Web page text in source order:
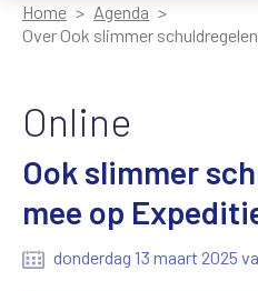
Home
Agenda
Over Ook slimmer
Online
Ook slimmer
mee op
donderdag 13 maart 2025